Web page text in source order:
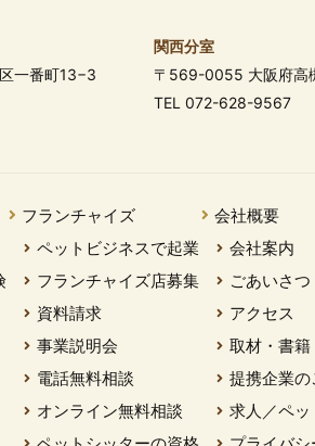
一番町13−3
関西分室
〒569-0055 大阪府高
TEL 072-628-9567
フランチャイズ
ペットビジネスで起業
フランチャイズ店募集
資料請求
事業説明会
電話無料相談
オンライン無料相談
会社概要
会社案内
ごあいさつ
アクセス
取材・書
提携企業の
求人／ペ